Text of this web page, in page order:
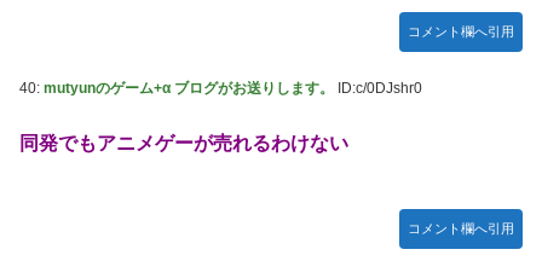
コメント欄へ引用
40: mutyunのゲーム+α ブログがお送りします。 ID:c/0DJshr0
同発でもアニメゲーが売れるわけない
コメント欄へ引用